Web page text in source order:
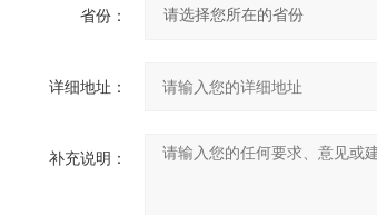
省份：
详细地址：
补充说明：